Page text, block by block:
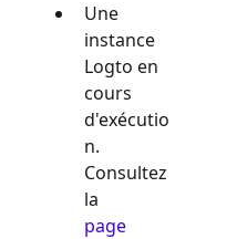
Une
instance
Logto en
cours
d'exécutio
n.
Consultez
la
page